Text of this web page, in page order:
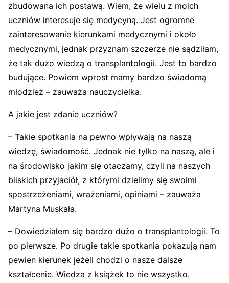
zbudowana ich postawą. Wiem, że wielu z moich
uczniów interesuje się medycyną. Jest ogromne
zainteresowanie kierunkami medycznymi i około
medycznymi, jednak przyznam szczerze nie sądziłam,
że tak dużo wiedzą o transplantologii. Jest to bardzo
budujące. Powiem wprost mamy bardzo świadomą
młodzież – zauważa nauczycielka.
A jakie jest zdanie uczniów?
– Takie spotkania na pewno wpływają na naszą
wiedzę, świadomość. Jednak nie tylko na naszą, ale i
na środowisko jakim się otaczamy, czyli na naszych
bliskich przyjaciół, z którymi dzielimy się swoimi
spostrzeżeniami, wrażeniami, opiniami – zauważa
Martyna Muskała.
– Dowiedziałem się bardzo dużo o transplantologii. To
po pierwsze. Po drugie takie spotkania pokazują nam
pewien kierunek jeżeli chodzi o nasze dalsze
kształcenie. Wiedza z książek to nie wszystko.